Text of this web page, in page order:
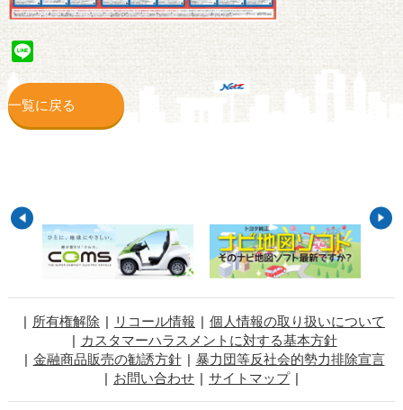
Line
一覧に戻る
所有権解除 リコール情報
個人情報の取り扱いについて
カスタマーハラスメントに対する基本方針
金融商品販売の勧誘方針
暴力団等反社会的勢力排除宣言
お問い合わせ
サイトマップ